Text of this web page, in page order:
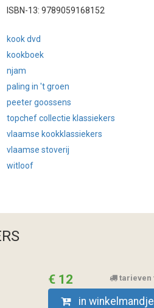
ISBN-13: 9789059168152
kook dvd
kookboek
njam
paling in 't groen
peeter goossens
topchef collectie klassiekers
vlaamse kookklassiekers
vlaamse stoverij
witloof
€ 12 tarieven
in winkelmandje